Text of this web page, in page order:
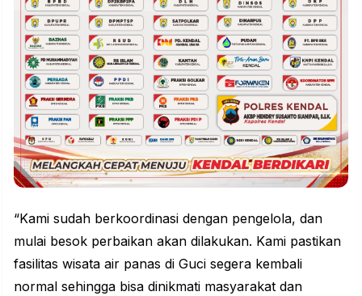
“Kami sudah berkoordinasi dengan pengelola, dan
mulai besok perbaikan akan dilakukan. Kami pastikan
fasilitas wisata air panas di Guci segera kembali
normal sehingga bisa dinikmati masyarakat dan